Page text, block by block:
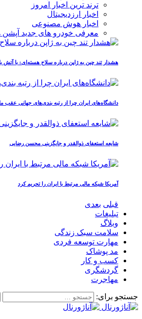
ترند ترین اخبار امروز
اخبار ارزدیجیتال
اخبار هوش مصنوعی
معرفی خودرو های جدید آپشن‌
هشدار تند چین به ژاپن درباره سلاح هسته‌ای: با آتش
دانشگاه‌های ایران چرا از رتبه‌ بندی‌های جهانی عقب
شایعه استعفای ذوالقدر و جایگزینی محسن رضایی
آمریکا شبکه مالی مرتبط با ایران را تحریم کرد
قبلی بعدی
تبلیغات
وبلاگ
سلامت سبک زندگی
مهارت توسعه فردی
مد پوشاک
کسب و کار
گردشگری
مهاجرت
جستجو برای: